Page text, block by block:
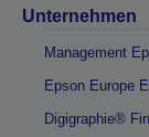
Unternehmen
Management
Epson Europe
Digigraphie®